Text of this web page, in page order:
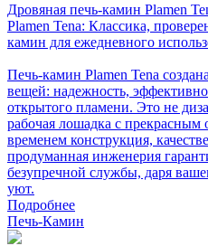
Дровяная печь-камин Plamen
Plamen Tena: Классика,
камин для ежедневного
Печь-камин Plamen Tena
вещей: надежность,
открытого пламени. Это не
рабочая лошадка с прекрасным
временем конструкция,
продуманная инженерия
безупречной службы, даря
уют.
Подробнее
Печь-Камин